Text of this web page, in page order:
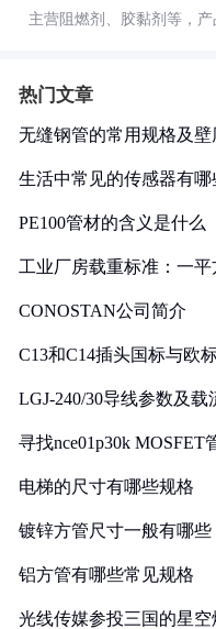
主营阻燃剂、胶黏剂等，产
热门文章
无缝钢管的常用规格及壁
生活中常见的传感器有哪
PE100管材的含义是什么
工业厂房载重标准：一
CONOSTAN公司简介
C13和C14插头国标与欧
LGJ-240/30导线参数及载
寻找nce01p30k
电梯的尺寸有哪些规格
镀锌方管尺寸一般有哪些
铝方管有哪些常见规格
光线传媒参投三国的星空